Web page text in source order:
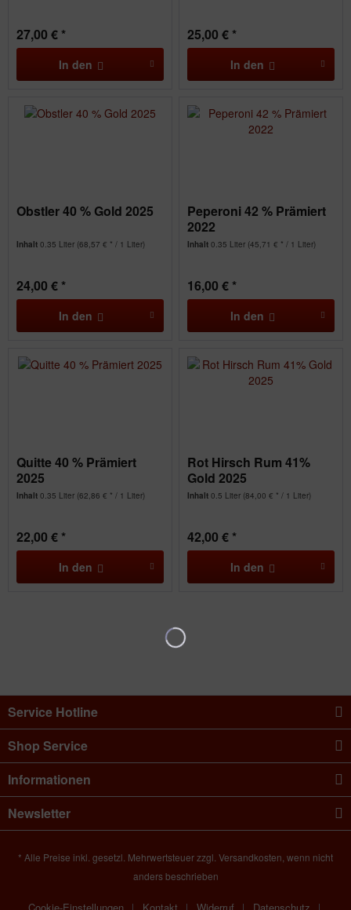
27,00 € *
In den
25,00 € *
In den
Obstler 40 % Gold 2025
Inhalt0.35 Liter (68,57 € * / 1 Liter)
24,00 € *
In den
Peperoni 42 % Prämiert
2022
Inhalt0.35 Liter (45,71 € * / 1 Liter)
16,00 € *
In den
Quitte 40 % Prämiert
2025
Inhalt0.35 Liter (62,86 € * / 1 Liter)
22,00 € *
In den
Rot Hirsch Rum 41%
Gold 2025
Inhalt0.5 Liter (84,00 € * / 1 Liter)
42,00 € *
In den
Service Hotline
Shop Service
Informationen
Newsletter
* Alle Preise inkl. gesetzl. Mehrwertsteuer zzgl. Versandkosten, wenn nicht
anders beschrieben